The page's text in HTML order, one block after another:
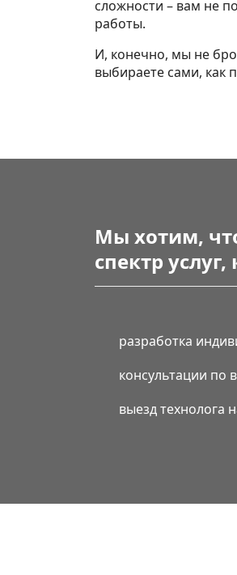
сложности – вам не
работы.
И, конечно, мы не
выбираете сами, как
Мы хотим,
спектр
разработка
консультации по
выезд технолога